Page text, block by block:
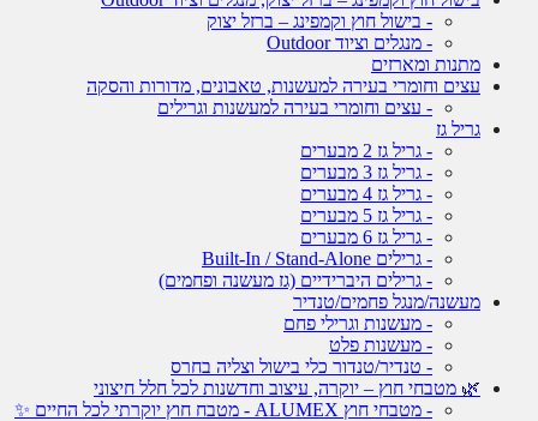
- בישול חוץ וקמפינג – ברזל יצוק
- מנגלים וציוד Outdoor
מתנות ומארזים
עצים וחומרי בעירה למעשנות, טאבונים, מדורות והסקה
- עצים וחומרי בעירה למעשנות וגרילים
גריל גז
- גריל גז 2 מבערים
- גריל גז 3 מבערים
- גריל גז 4 מבערים
- גריל גז 5 מבערים
- גריל גז 6 מבערים
- גרילים Built-In / Stand-Alone
- גרילים היברידיים (גז מעשנה ופחמים)
מעשנה/מנגל פחמים/טנדיר
- מעשנות וגרילי פחם
- מעשנות פלט
- טנדיר/טנדור כלי בישול וצליה בחרס
🌿 מטבחי חוץ – יוקרה, עיצוב וחדשנות לכל חלל חיצוני
- מטבחי חוץ ALUMEX - מטבח חוץ יוקרתי לכל החיים ✨